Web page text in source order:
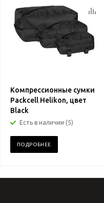
Компрессионные сумки
Packcell Helikon, цвет
Black
Есть в наличии (5)
ПОДРОБНЕЕ